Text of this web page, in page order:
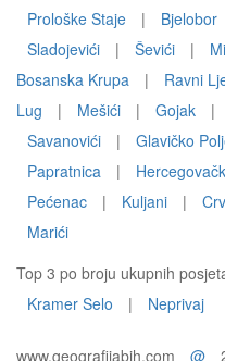
Prološke Staje
| Bjelobor
Sladojevići
| Ševići |
Bosanska Krupa
| Ravni
Lug
| Mešići | Gojak |
Savanovići
| Glavičko
Papratnica
|
Pećenac
| Kuljani |
Marići
Top 3 po broju ukupnih
Kramer Selo
| Neprivaj
www.geografijabih.com @